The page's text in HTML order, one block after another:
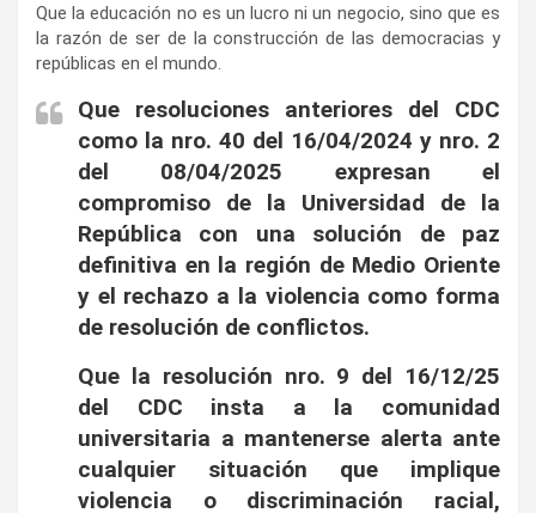
Que la educación no es un lucro ni un negocio, sino que es
la razón de ser de la construcción de las democracias y
repúblicas en el mundo.
Que resoluciones anteriores del CDC
como la nro. 40 del 16/04/2024 y nro. 2
del 08/04/2025 expresan el
compromiso de la Universidad de la
República con una solución de paz
definitiva en la región de Medio Oriente
y el rechazo a la violencia como forma
de resolución de conflictos.
Que la resolución nro. 9 del 16/12/25
del CDC insta a la comunidad
universitaria a mantenerse alerta ante
cualquier situación que implique
violencia o discriminación racial,